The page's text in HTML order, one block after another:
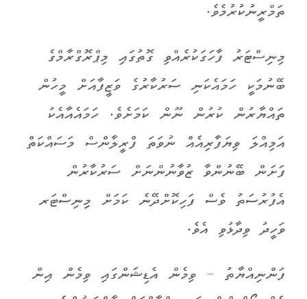
ތަމްރީނުކުރުމެވެ.
މިނިސްޓަރު ފާހަގަކުރެއްވި ގޮތުގައި މިޕްރޮގްރާމްގެ
ބޭނުމަކީ ހަމައެކަނި ސަރުކާރުގެ ވަޒީފާއަށް މީހުން
ތައްޔާރުން ކުރުން ނޫން ކަމަށެވެ. ހަމައެއާއެކު
އަމިއްލަ ވިޔަފާރިއެއް ނުވަތަ ފްރީލާންސް މަސައްކަތް
ފަށަން ބޭނުންވާ ޒުވާނުންނަށް ސަރުކާރުން
އެފުރުސަތު ވެސް ފަހިކޮށްދޭނެ ކަމަށް މިިނިސްޓަރ
ވަހީދު ވިދާޅުވި އެވެ.
ފަންނިއްޔާތު - ވިމެން އެޑިޝަންގައި ވިމެން އިން